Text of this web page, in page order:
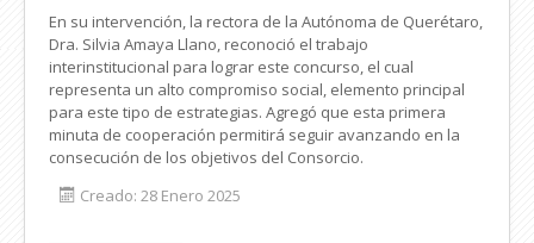
En su intervención, la rectora de la Autónoma de Querétaro,
Dra. Silvia Amaya Llano, reconoció el trabajo
interinstitucional para lograr este concurso, el cual
representa un alto compromiso social, elemento principal
para este tipo de estrategias. Agregó que esta primera
minuta de cooperación permitirá seguir avanzando en la
consecución de los objetivos del Consorcio.
Creado: 28 Enero 2025